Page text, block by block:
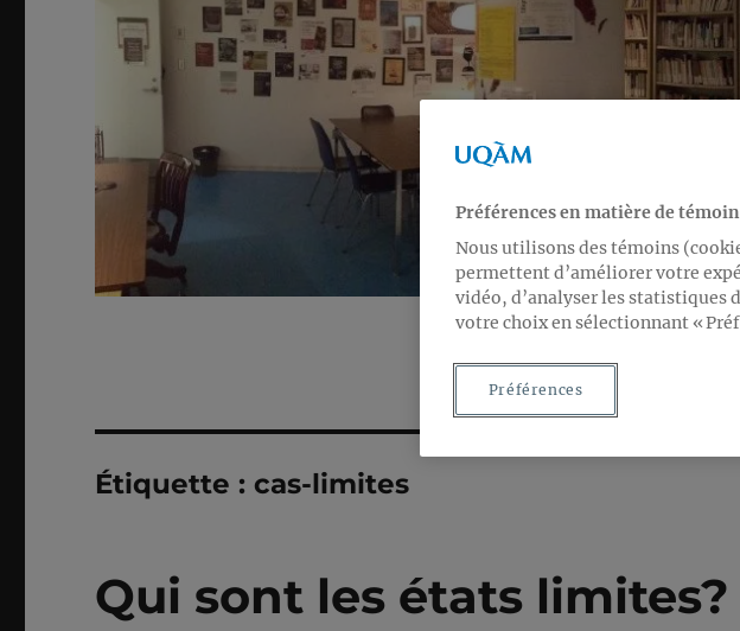
Étiquette :cas-limites
Qui sont les états
Préférences en matière de
Nous utilisons des témoins
permettent d’améliorer votre
vidéo, d’analyser les statistiques
votre choix en sélectionnant «
Préférences